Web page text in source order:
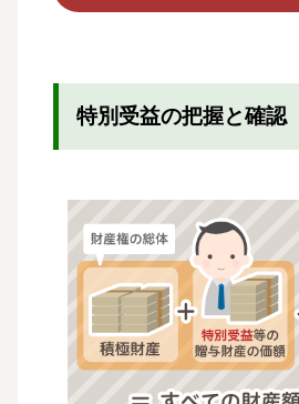
特別受益の把握と確認